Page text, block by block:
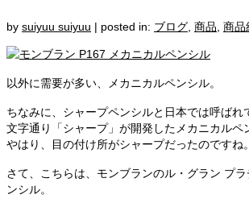
by suiyuu suiyuu | posted in: ブログ 商品 商品
以外に需要が多い、メカニカルペンシル。
ちなみに、シャープペンシルと日本では呼ばれ
文字通り「シャープ」が開発したメカニカルペ
やはり、目の付け所がシャープだったのですね。
さて、こちらは、モンブランのル・グラン プ
ンシル。